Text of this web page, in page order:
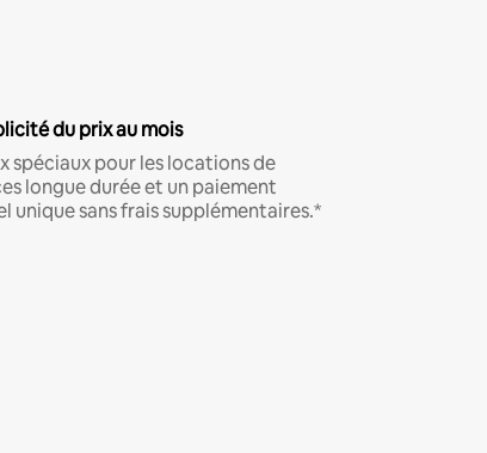
du prix au mois
spéciaux pour les locations de
longue durée et un paiement
unique sans frais supplémentaires.*